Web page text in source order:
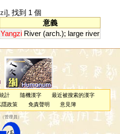
], 找到 1 個
意義
Yangzi River (arch.); large river
計 隨機漢字
最近被搜索的漢字
隱政策 免責聲明 意見簿
（管理員 ）